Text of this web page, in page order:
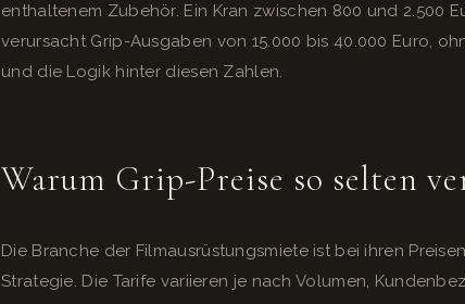
enthaltenem Zubehör. Ein Kran zwischen 800 und 2.500
verursacht Grip-Ausgaben von 15.000 bis 40.000 Euro,
und die Logik hinter diesen Zahlen.
Warum Grip-Preise so selten
Die Branche der Filmausrüstungsmiete ist bei ihren
Strategie. Die Tarife variieren je nach Volumen,